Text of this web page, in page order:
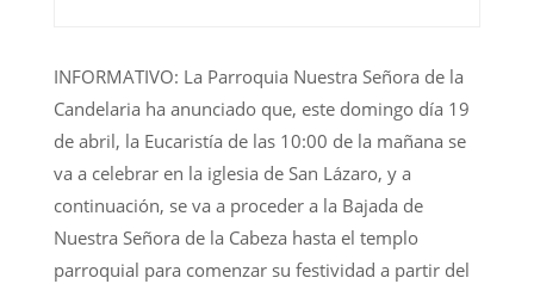
INFORMATIVO: La Parroquia Nuestra Señora de la
Candelaria ha anunciado que, este domingo día 19
de abril, la Eucaristía de las 10:00 de la mañana se
va a celebrar en la iglesia de San Lázaro, y a
continuación, se va a proceder a la Bajada de
Nuestra Señora de la Cabeza hasta el templo
parroquial para comenzar su festividad a partir del